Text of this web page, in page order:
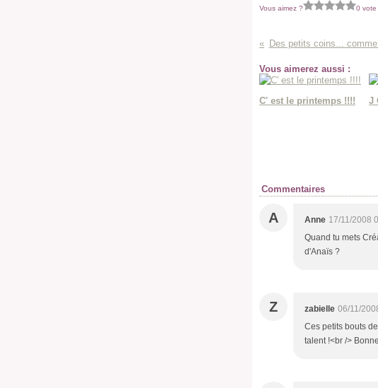
Vous aimez ? 0 vote
Des petits coins...
Vous aimerez aussi :
C' est le printemps !!!! J
Commentaires
A Anne 17/11/2008
Quand tu mets
d'Anaïs ?
Z zabielle 06/11/
Ces petits bouts
talent !<br />